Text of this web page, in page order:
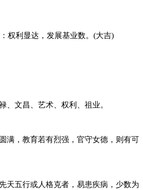
权利显达，发展基业数。(大吉)
文昌、艺术、权利、祖业。
，教育若有烈强，官守女德，则有可
五行或人格克者，易患疾病，少数为